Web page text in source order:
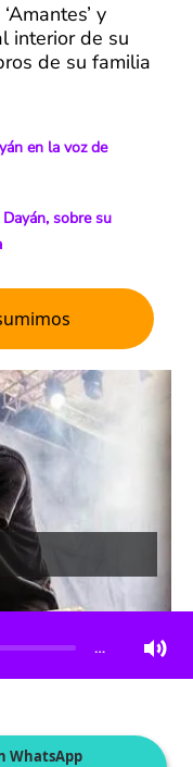
y
interior de su
de su familia
en la voz de
sobre su
…
WhatsApp